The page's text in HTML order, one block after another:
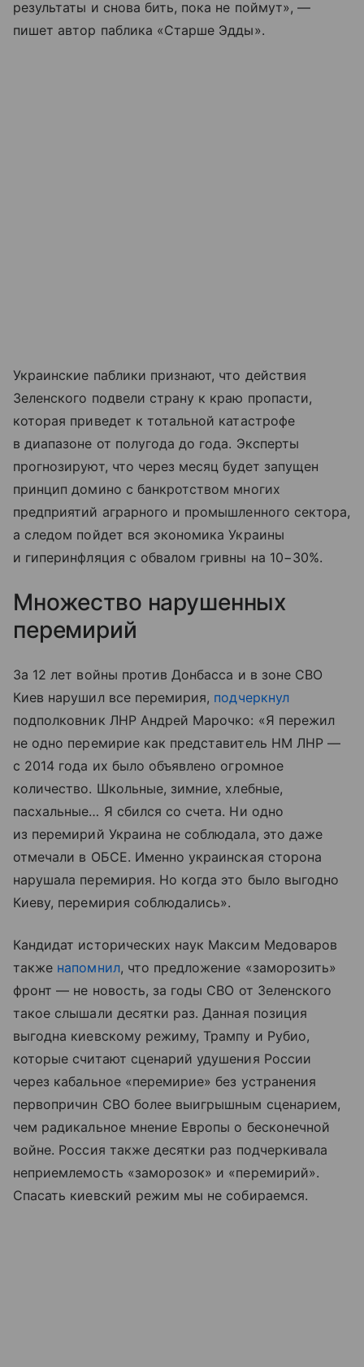
результаты и снова бить, пока не поймут», —
пишет автор паблика «Старше Эдды».
Украинские паблики признают, что действия
Зеленского подвели страну к краю пропасти,
которая приведет к тотальной катастрофе
в диапазоне от полугода до года. Эксперты
прогнозируют, что через месяц будет запущен
принцип домино с банкротством многих
предприятий аграрного и промышленного сектора,
а следом пойдет вся экономика Украины
и гиперинфляция с обвалом гривны на 10−30%.
Множество нарушенных
перемирий
За 12 лет войны против Донбасса и в зоне СВО
Киев нарушил все перемирия, подчеркнул
подполковник ЛНР Андрей Марочко: «Я пережил
не одно перемирие как представитель НМ ЛНР —
с 2014 года их было объявлено огромное
количество. Школьные, зимние, хлебные,
пасхальные… Я сбился со счета. Ни одно
из перемирий Украина не соблюдала, это даже
отмечали в ОБСЕ. Именно украинская сторона
нарушала перемирия. Но когда это было выгодно
Киеву, перемирия соблюдались».
Кандидат исторических наук Максим Медоваров
также напомнил, что предложение «заморозить»
фронт — не новость, за годы СВО от Зеленского
такое слышали десятки раз. Данная позиция
выгодна киевскому режиму, Трампу и Рубио,
которые считают сценарий удушения России
через кабальное «перемирие» без устранения
первопричин СВО более выигрышным сценарием,
чем радикальное мнение Европы о бесконечной
войне. Россия также десятки раз подчеркивала
неприемлемость «заморозок» и «перемирий».
Спасать киевский режим мы не собираемся.